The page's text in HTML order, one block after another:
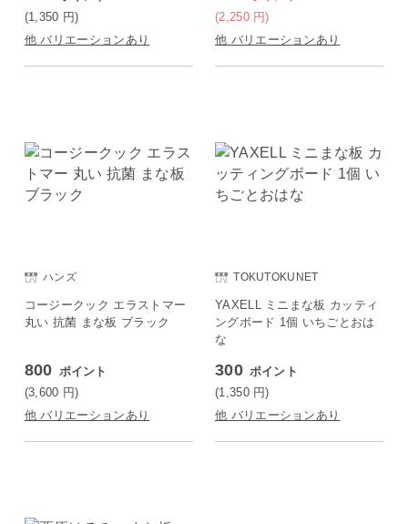
(1,350 円)
他 バリエーションあり
(2,250 円)
他 バリエーションあり
ハンズ
コージークック エラストマー
丸い 抗菌 まな板 ブラック
800 ポイント
(3,600 円)
他 バリエーションあり
TOKUTOKUNET
YAXELL ミニまな板 カッティ
ングボード 1個 いちごとおは
な
300 ポイント
(1,350 円)
他 バリエーションあり